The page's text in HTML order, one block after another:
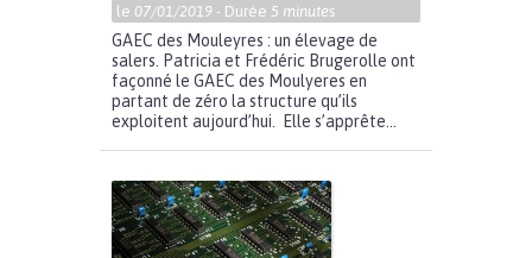
le 07/01/2019 - Durée 5 minutes
GAEC des Mouleyres : un élevage de
salers. Patricia et Frédéric Brugerolle ont
façonné le GAEC des Moulyeres en
partant de zéro la structure qu’ils
exploitent aujourd’hui. Elle s’apprête...